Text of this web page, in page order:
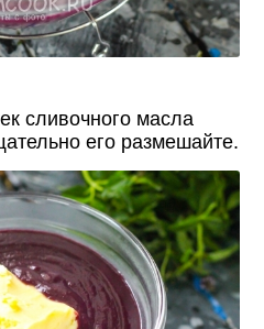
сливочного масла
его размешайте.